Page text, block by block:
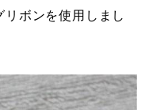
リボンを使用しまし